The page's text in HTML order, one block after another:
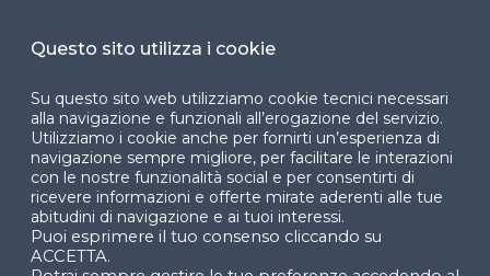
Facebook LinkedIn
YouTube X
Questo sito utilizza i cookie
Su questo sito web utilizziamo cookie tecnici necessari
alla navigazione e funzionali all’erogazione del servizio.
Utilizziamo i cookie anche per fornirti un’esperienza di
navigazione sempre migliore, per facilitare le interazioni
con le nostre funzionalità social e per consentirti di
ricevere informazioni e offerte mirate aderenti alle tue
abitudini di navigazione e ai tuoi interessi.
Puoi esprimere il tuo consenso cliccando su
ACCETTA.